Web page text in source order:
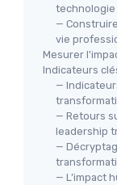
technologie
—
vie
Mesurer
Indicateurs
—
— Retours
leadership
—
— L’impact